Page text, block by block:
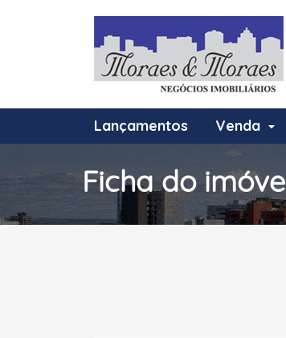
Lançamentos Venda
Ficha do imóvel